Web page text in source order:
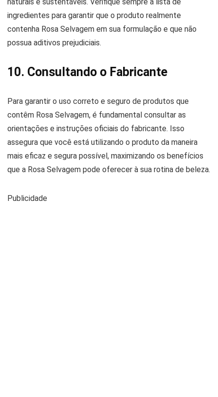
ingredientes para garantir que o produto realmente
contenha Rosa Selvagem em sua formulação e que não
possua aditivos prejudiciais.
10. Consultando o Fabricante
Para garantir o uso correto e seguro de produtos que
contêm Rosa Selvagem, é fundamental consultar as
orientações e instruções oficiais do fabricante. Isso
assegura que você está utilizando o produto da maneira
mais eficaz e segura possível, maximizando os benefícios
que a Rosa Selvagem pode oferecer à sua rotina de beleza.
Publicidade